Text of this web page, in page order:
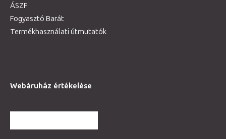
ÁSZF
Fogyasztó Barát
Termékhasználati útmutatók
Webáruház értékelése